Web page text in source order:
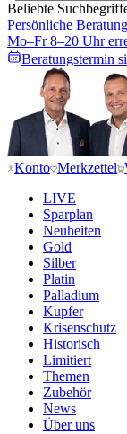
Beliebte
Persönliche Beratung
Mo–Fr 8–20 Uhr
Beratungstermin
Konto Merkzettel
LIVE
Sparplan
Neuheiten
Gold
Silber
Platin
Palladium
Kupfer
Krisenschutz
Historisch
Limitiert
Themen
Zubehör
News
Über uns